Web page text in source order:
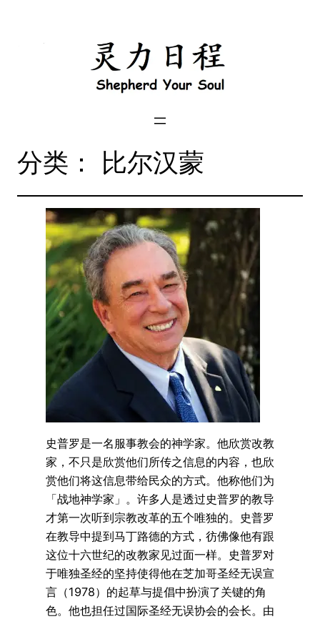
分类： 比尔汉蒙
史普罗是一名服事教会的神学家。他欣赏改教
家，不只是欣赏他们所传之信息的内容，也欣
赏他们将这信息带给民众的方式。他称他们为
「战地神学家」。许多人是透过史普罗的教导
才第一次听到宗教改革的五个唯独的。史普罗
在教导中提到马丁路德的方式，彷佛像他有跟
这位十六世纪的改教家见过面一样。史普罗对
于唯独圣经的坚持使得他在芝加哥圣经无误宣
言（1978）的起草与提倡中扮演了关键的角
色。他也担任过国际圣经无误协会的会长。由